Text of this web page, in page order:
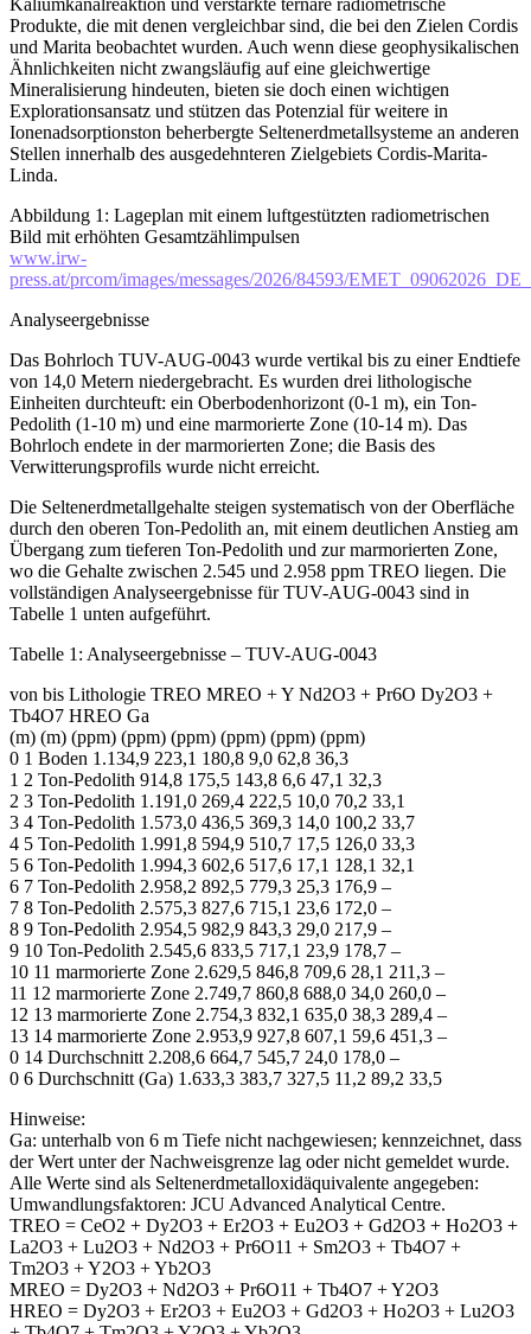
Produkte, die mit denen vergleichbar sind, die bei den Zielen Cordis
und Marita beobachtet wurden. Auch wenn diese geophysikalischen
Ähnlichkeiten nicht zwangsläufig auf eine gleichwertige
Mineralisierung hindeuten, bieten sie doch einen wichtigen
Explorationsansatz und stützen das Potenzial für weitere in
Ionenadsorptionston beherbergte Seltenerdmetallsysteme an anderen
Stellen innerhalb des ausgedehnteren Zielgebiets Cordis-Marita-
Linda.
Abbildung 1: Lageplan mit einem luftgestützten radiometrischen
Bild mit erhöhten Gesamtzählimpulsen
www.irw-
press.at/prcom/images/messages/2026/84593/
Analyseergebnisse
Das Bohrloch TUV-AUG-0043 wurde vertikal bis zu einer Endtiefe
von 14,0 Metern niedergebracht. Es wurden drei lithologische
Einheiten durchteuft: ein Oberbodenhorizont (0-1 m), ein Ton-
Pedolith (1-10 m) und eine marmorierte Zone (10-14 m). Das
Bohrloch endete in der marmorierten Zone; die Basis des
Verwitterungsprofils wurde nicht erreicht.
Die Seltenerdmetallgehalte steigen systematisch von der Oberfläche
durch den oberen Ton-Pedolith an, mit einem deutlichen Anstieg am
Übergang zum tieferen Ton-Pedolith und zur marmorierten Zone,
wo die Gehalte zwischen 2.545 und 2.958 ppm TREO liegen. Die
vollständigen Analyseergebnisse für TUV-AUG-0043 sind in
Tabelle 1 unten aufgeführt.
Tabelle 1: Analyseergebnisse – TUV-AUG-0043
von bis Lithologie TREO MREO + Y Nd2O3 + Pr6O Dy2O3 +
Tb4O7 HREO Ga
(m) (m) (ppm) (ppm) (ppm) (ppm) (ppm) (ppm)
0 1 Boden 1.134,9 223,1 180,8 9,0 62,8 36,3
1 2 Ton-Pedolith 914,8 175,5 143,8 6,6 47,1 32,3
2 3 Ton-Pedolith 1.191,0 269,4 222,5 10,0 70,2 33,1
3 4 Ton-Pedolith 1.573,0 436,5 369,3 14,0 100,2 33,7
4 5 Ton-Pedolith 1.991,8 594,9 510,7 17,5 126,0 33,3
5 6 Ton-Pedolith 1.994,3 602,6 517,6 17,1 128,1 32,1
6 7 Ton-Pedolith 2.958,2 892,5 779,3 25,3 176,9 –
7 8 Ton-Pedolith 2.575,3 827,6 715,1 23,6 172,0 –
8 9 Ton-Pedolith 2.954,5 982,9 843,3 29,0 217,9 –
9 10 Ton-Pedolith 2.545,6 833,5 717,1 23,9 178,7 –
10 11 marmorierte Zone 2.629,5 846,8 709,6 28,1 211,3 –
11 12 marmorierte Zone 2.749,7 860,8 688,0 34,0 260,0 –
12 13 marmorierte Zone 2.754,3 832,1 635,0 38,3 289,4 –
13 14 marmorierte Zone 2.953,9 927,8 607,1 59,6 451,3 –
0 14 Durchschnitt 2.208,6 664,7 545,7 24,0 178,0 –
0 6 Durchschnitt (Ga) 1.633,3 383,7 327,5 11,2 89,2 33,5
Hinweise:
Ga: unterhalb von 6 m Tiefe nicht nachgewiesen; kennzeichnet, dass
der Wert unter der Nachweisgrenze lag oder nicht gemeldet wurde.
Alle Werte sind als Seltenerdmetalloxidäquivalente angegeben:
Umwandlungsfaktoren: JCU Advanced Analytical Centre.
TREO = CeO2 + Dy2O3 + Er2O3 + Eu2O3 + Gd2O3 + Ho2O3 +
La2O3 + Lu2O3 + Nd2O3 + Pr6O11 + Sm2O3 + Tb4O7 +
Tm2O3 + Y2O3 + Yb2O3
MREO = Dy2O3 + Nd2O3 + Pr6O11 + Tb4O7 + Y2O3
HREO = Dy2O3 + Er2O3 + Eu2O3 + Gd2O3 + Ho2O3 + Lu2O3